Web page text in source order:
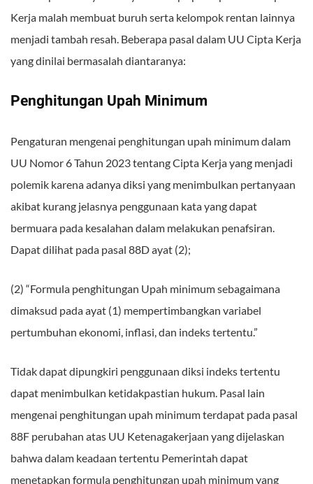
Kerja malah membuat buruh serta kelompok rentan lainnya
menjadi tambah resah. Beberapa pasal dalam UU Cipta Kerja
yang dinilai bermasalah diantaranya:
Penghitungan Upah Minimum
Pengaturan mengenai penghitungan upah minimum dalam
UU Nomor 6 Tahun 2023 tentang Cipta Kerja yang menjadi
polemik karena adanya diksi yang menimbulkan pertanyaan
akibat kurang jelasnya penggunaan kata yang dapat
bermuara pada kesalahan dalam melakukan penafsiran.
Dapat dilihat pada pasal 88D ayat (2);
(2) “Formula penghitungan Upah minimum sebagaimana
dimaksud pada ayat (1) mempertimbangkan variabel
pertumbuhan ekonomi, inflasi, dan indeks tertentu.”
Tidak dapat dipungkiri penggunaan diksi indeks tertentu
dapat menimbulkan ketidakpastian hukum. Pasal lain
mengenai penghitungan upah minimum terdapat pada pasal
88F perubahan atas UU Ketenagakerjaan yang dijelaskan
bahwa dalam keadaan tertentu Pemerintah dapat
menetapkan formula penghitungan upah minimum yang